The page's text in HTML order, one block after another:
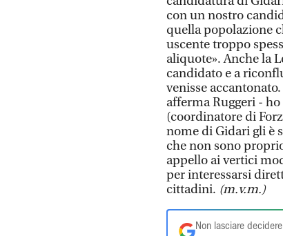
con un nostro
quella popolazione
uscente troppo
aliquote». Anche la
candidato e a
venisse
afferma Ruggeri -
(coordinatore di
nome di Gidari gli è
che non sono
appello ai vertici
per interessarsi
cittadini. (m.v.m.)
Non lasciare